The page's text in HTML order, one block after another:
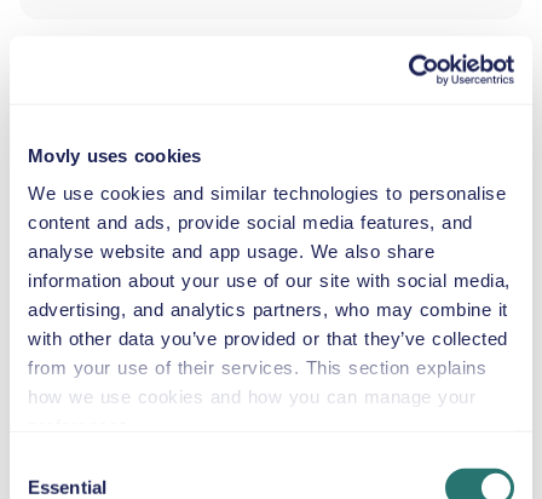
Movly uses cookies
We use cookies and similar technologies to personalise
content and ads, provide social media features, and
analyse website and app usage. We also share
information about your use of our site with social media,
advertising, and analytics partners, who may combine it
with other data you’ve provided or that they’ve collected
from your use of their services. This section explains
how we use cookies and how you can manage your
Selection
Essential
2,5–13 kg
SMÅBARNSSTOL
9–18 kg
BELTESTOL